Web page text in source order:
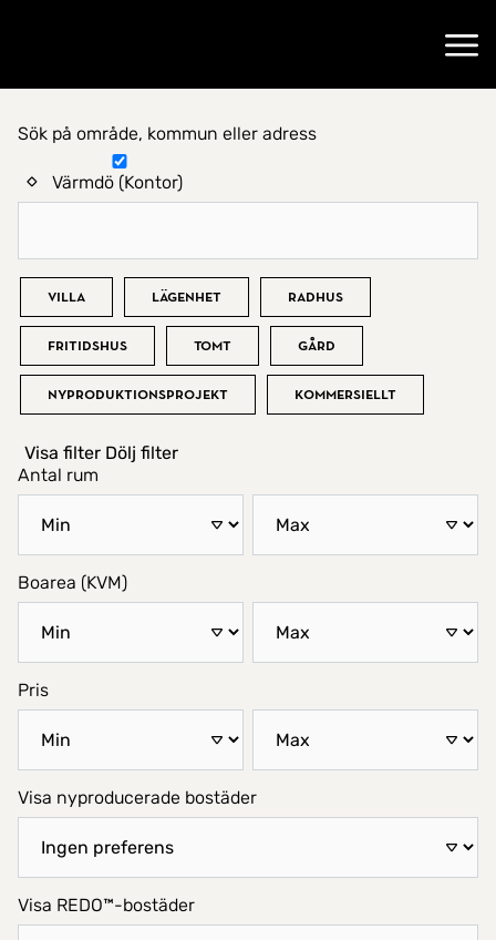
Hitta hem
Sök på område, kommun eller adress
Värmdö (Kontor)
Bostadstyp
Villa Lägenhet Radhus
Fritidshus Tomt Gård
Nyproduktionsprojekt Kommersiellt
Visa filter Dölj filter
Antal rum
Boarea (KVM)
Pris
Visa nyproducerade bostäder
Visa REDO™-bostäder